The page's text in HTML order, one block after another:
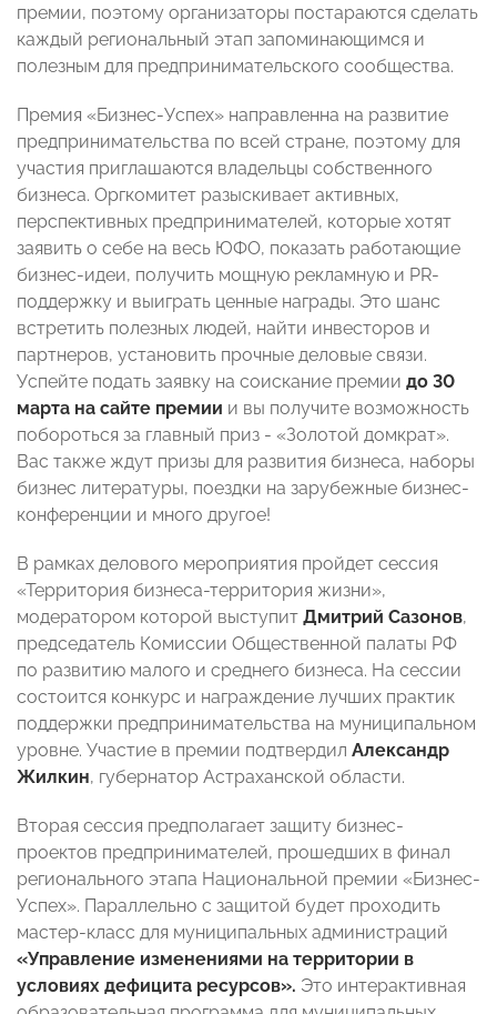
премии, поэтому организаторы постараются сделать
каждый региональный этап запоминающимся и
полезным для предпринимательского сообщества.
Премия «Бизнес-Успех» направленна на развитие
предпринимательства по всей стране, поэтому для
участия приглашаются владельцы собственного
бизнеса. Оргкомитет разыскивает активных,
перспективных предпринимателей, которые хотят
заявить о себе на весь ЮФО, показать работающие
бизнес-идеи, получить мощную рекламную и PR-
поддержку и выиграть ценные награды. Это шанс
встретить полезных людей, найти инвесторов и
партнеров, установить прочные деловые связи.
Успейте подать заявку на соискание премии до 30
марта на сайте премии и вы получите возможность
побороться за главный приз - «Золотой домкрат».
Вас также ждут призы для развития бизнеса, наборы
бизнес литературы, поездки на зарубежные бизнес-
конференции и много другое!
В рамках делового мероприятия пройдет сессия
«Территория бизнеса-территория жизни»,
модератором которой выступит Дмитрий Сазонов,
председатель Комиссии Общественной палаты РФ
по развитию малого и среднего бизнеса. На сессии
состоится конкурс и награждение лучших практик
поддержки предпринимательства на муниципальном
уровне. Участие в премии подтвердил Александр
Жилкин, губернатор Астраханской области.
Вторая сессия предполагает защиту бизнес-
проектов предпринимателей, прошедших в финал
регионального этапа Национальной премии «Бизнес-
Успех». Параллельно с защитой будет проходить
мастер-класс для муниципальных администраций
«Управление изменениями на территории в
условиях дефицита ресурсов». Это интерактивная